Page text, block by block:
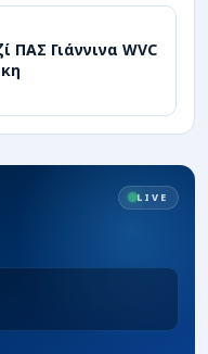
ΠΑΣ Γιάννινα WVC
LIVE